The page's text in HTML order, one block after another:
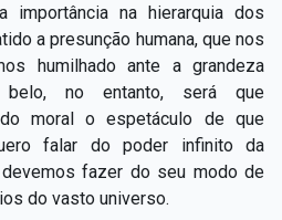
importância na hierarquia dos
a presunção humana, que nos
humilhado ante a grandeza
belo, no entanto, será que
moral o espetáculo de que
falar do poder infinito da
fazer do seu modo de
do vasto universo.